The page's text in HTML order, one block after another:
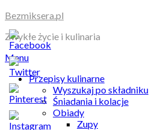
Skip
content
Bezmiksera.pl
Zwykłe życie i kulinaria
Menu
Przepisy kulinarne
Wyszukaj po składniku
Śniadania i kolacje
Obiady
Zupy